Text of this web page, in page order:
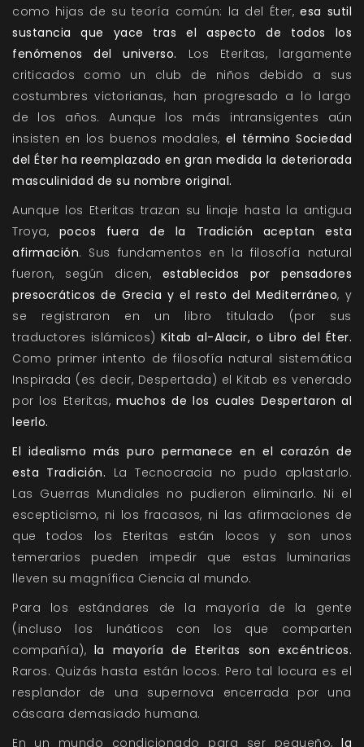
como hijas de su teoría común: la del Éter,esa sutil
sustancia que yace tras el aspecto de todos los
fenómenos del universo. Los Eteritas, largamente
criticados como un club de niños debido a sus
costumbres victorianas, han progresado a lo largo
de los años. Aunque los más intransigentes aún
insisten en los buenos modales, el término Sociedad
del Éter ha reemplazado en gran medida la deteriorada
masculinidad de su nombre original.
Aunque los Eteritas trazan su linaje hasta la antigua
Troya, pocos fuera de la Tradición aceptan esta
afirmación. Sus fundamentos en la filosofía natural
fueron, según dicen, establecidos por pensadores
presocráticos de Grecia y el resto del Mediterráneo, y
se registraron en un libro titulado (por sus
traductores islámicos)Kitab al-Alacir, o Libro del Éter.
Como primer intento de filosofía natural sistemática
Inspirada (es decir, Despertada) el Kitab es venerado
por los Eteritas,muchos de los cuales Despertaron al
leerlo.
El idealismo más puro permanece en el corazón de
esta Tradición. La Tecnocracia no pudo aplastarlo.
Las Guerras Mundiales no pudieron eliminarlo. Ni el
escepticismo, ni los fracasos, ni las afirmaciones de
que todos los Eteritas están locos y son unos
temerarios pueden impedir que estas luminarias
lleven su magnífica Ciencia al mundo.
Para los estándares de la mayoría de la gente
(incluso los lunáticos con los que comparten
compañía), la mayoría de Eteritas son excéntricos.
Raros. Quizás hasta están locos. Pero tal locura es el
resplandor de una supernova encerrada por una
cáscara demasiado humana.
En un mundo condicionado para ser pequeño, la